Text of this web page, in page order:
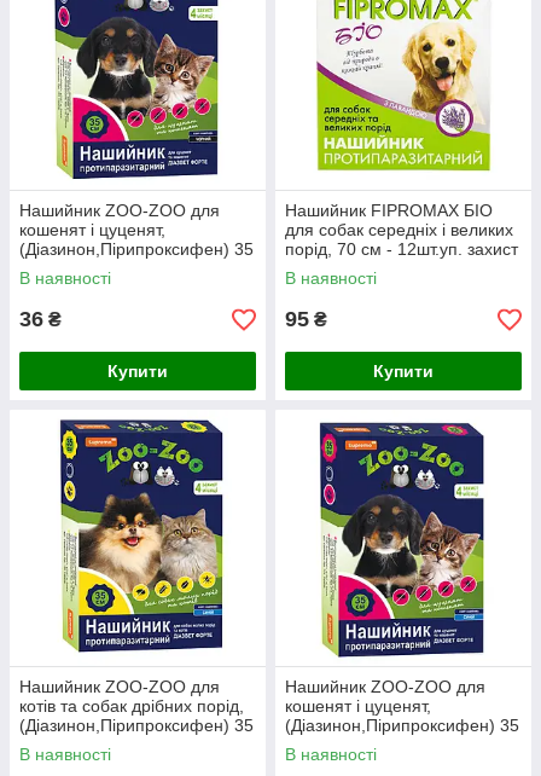
Нашийник ZOO-ZOO для
кошенят і цуценят,
(Діазинон,Пірипроксифен) 35
см - 10шт.уп ,Чорний, захист
від параз. 4 міс.
В наявності
36 ₴
Купити
Нашийник FIPROMAX БІО
для собак середніх і великих
порід, 70 см - 12шт.уп. захист
від паразитів до 3-х міс.
В наявності
95 ₴
Купити
Нашийник ZOO-ZOO для
котів та собак дрібних порід,
(Діазинон,Пірипроксифен) 35
см - 10шт.уп ,Синій, захист
від параз. 4 міс.
В наявності
Нашийник ZOO-ZOO для
кошенят і цуценят,
(Діазинон,Пірипроксифен) 35
см - 10шт.уп ,Синій. захист
від параз. 4 міс.
В наявності